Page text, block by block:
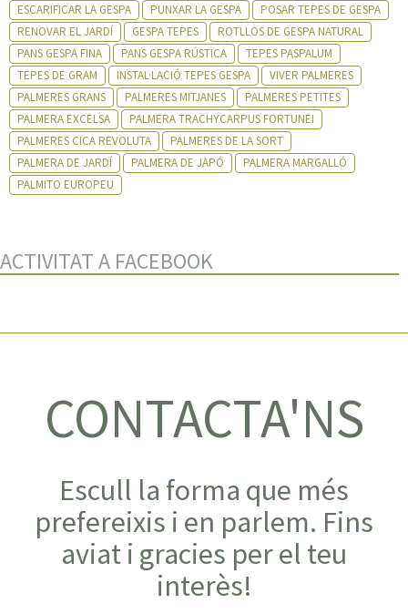
ESCARIFICAR LA GESPA
PUNXAR LA GESPA
POSAR TEPES DE GESPA
RENOVAR EL JARDÍ
GESPA TEPES
ROTLLOS DE GESPA NATURAL
PANS GESPA FINA
PANS GESPA RÚSTICA
TEPES PASPALUM
TEPES DE GRAM
INSTAL·LACIÓ TEPES GESPA
VIVER PALMERES
PALMERES GRANS
PALMERES MITJANES
PALMERES PETITES
PALMERA EXCELSA
PALMERA TRACHYCARPUS FORTUNEI
PALMERES CICA REVOLUTA
PALMERES DE LA SORT
PALMERA DE JARDÍ
PALMERA DE JAPÓ
PALMERA MARGALLÓ
PALMITO EUROPEU
ACTIVITAT A FACEBOOK
CONTACTA'NS
Escull la forma que més
prefereixis i en parlem. Fins
aviat i gracies per el teu
interès!